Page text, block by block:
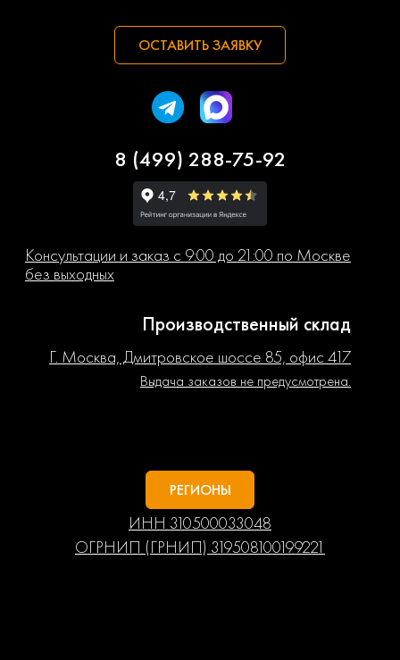
ОСТАВИТЬ ЗАЯВКУ
8 (499) 288-75-92
Консультации и заказ с 9:00 до 21:00 по Москве
без выходных
Производственный склад
Г. Москва, Дмитровское шоссе 85, офис 417
Выдача заказов не предусмотрена.
РЕГИОНЫ
ИНН 310500033048
ОГРНИП (ГРНИП) 319508100199221